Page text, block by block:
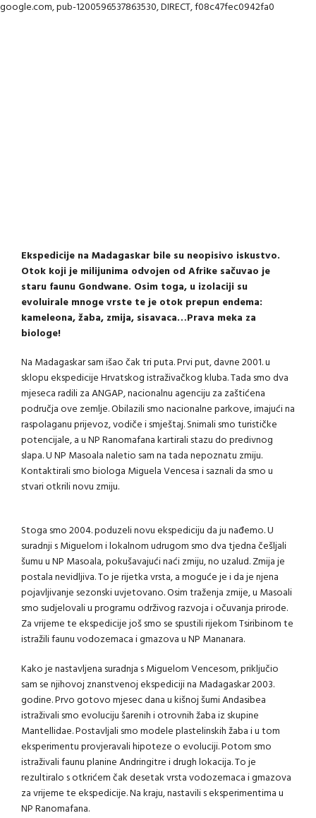
google.com, pub-1200596537863530, DIRECT, f08c47fec0942fa0
Ekspedicije na Madagaskar bile su neopisivo iskustvo.
Otok koji je milijunima odvojen od Afrike sačuvao je
staru faunu Gondwane. Osim toga, u izolaciji su
evoluirale mnoge vrste te je otok prepun endema:
kameleona, žaba, zmija, sisavaca…Prava meka za
biologe!
Na Madagaskar sam išao čak tri puta. Prvi put, davne 2001. u
sklopu ekspedicije Hrvatskog istraživačkog kluba. Tada smo dva
mjeseca radili za ANGAP, nacionalnu agenciju za zaštićena
područja ove zemlje. Obilazili smo nacionalne parkove, imajući na
raspolaganu prijevoz, vodiče i smještaj. Snimali smo turističke
potencijale, a u NP Ranomafana kartirali stazu do predivnog
slapa. U NP Masoala naletio sam na tada nepoznatu zmiju.
Kontaktirali smo biologa Miguela Vencesa i saznali da smo u
stvari otkrili novu zmiju.
Stoga smo 2004. poduzeli novu ekspediciju da ju nađemo. U
suradnji s Miguelom i lokalnom udrugom smo dva tjedna češljali
šumu u NP Masoala, pokušavajući naći zmiju, no uzalud. Zmija je
postala nevidljiva. To je rijetka vrsta, a moguće je i da je njena
pojavljivanje sezonski uvjetovano. Osim traženja zmije, u Masoali
smo sudjelovali u programu održivog razvoja i očuvanja prirode.
Za vrijeme te ekspedicije još smo se spustili rijekom Tsiribinom te
istražili faunu vodozemaca i gmazova u NP Mananara.
Kako je nastavljena suradnja s Miguelom Vencesom, priključio
sam se njihovoj znanstvenoj ekspediciji na Madagaskar 2003.
godine. Prvo gotovo mjesec dana u kišnoj šumi Andasibea
istraživali smo evoluciju šarenih i otrovnih žaba iz skupine
Mantellidae. Postavljali smo modele plastelinskih žaba i u tom
eksperimentu provjeravali hipoteze o evoluciji. Potom smo
istraživali faunu planine Andringitre i drugh lokacija. To je
rezultiralo s otkrićem čak desetak vrsta vodozemaca i gmazova
za vrijeme te ekspedicije. Na kraju, nastavili s eksperimentima u
NP Ranomafana.